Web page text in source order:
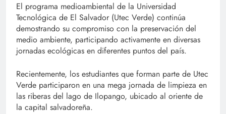
El programa medioambiental de la Universidad
Tecnológica de El Salvador (Utec Verde) continúa
demostrando su compromiso con la preservación del
medio ambiente, participando activamente en diversas
jornadas ecológicas en diferentes puntos del país.
Recientemente, los estudiantes que forman parte de Utec
Verde participaron en una mega jornada de limpieza en
las riberas del lago de Ilopango, ubicado al oriente de
la capital salvadoreña.